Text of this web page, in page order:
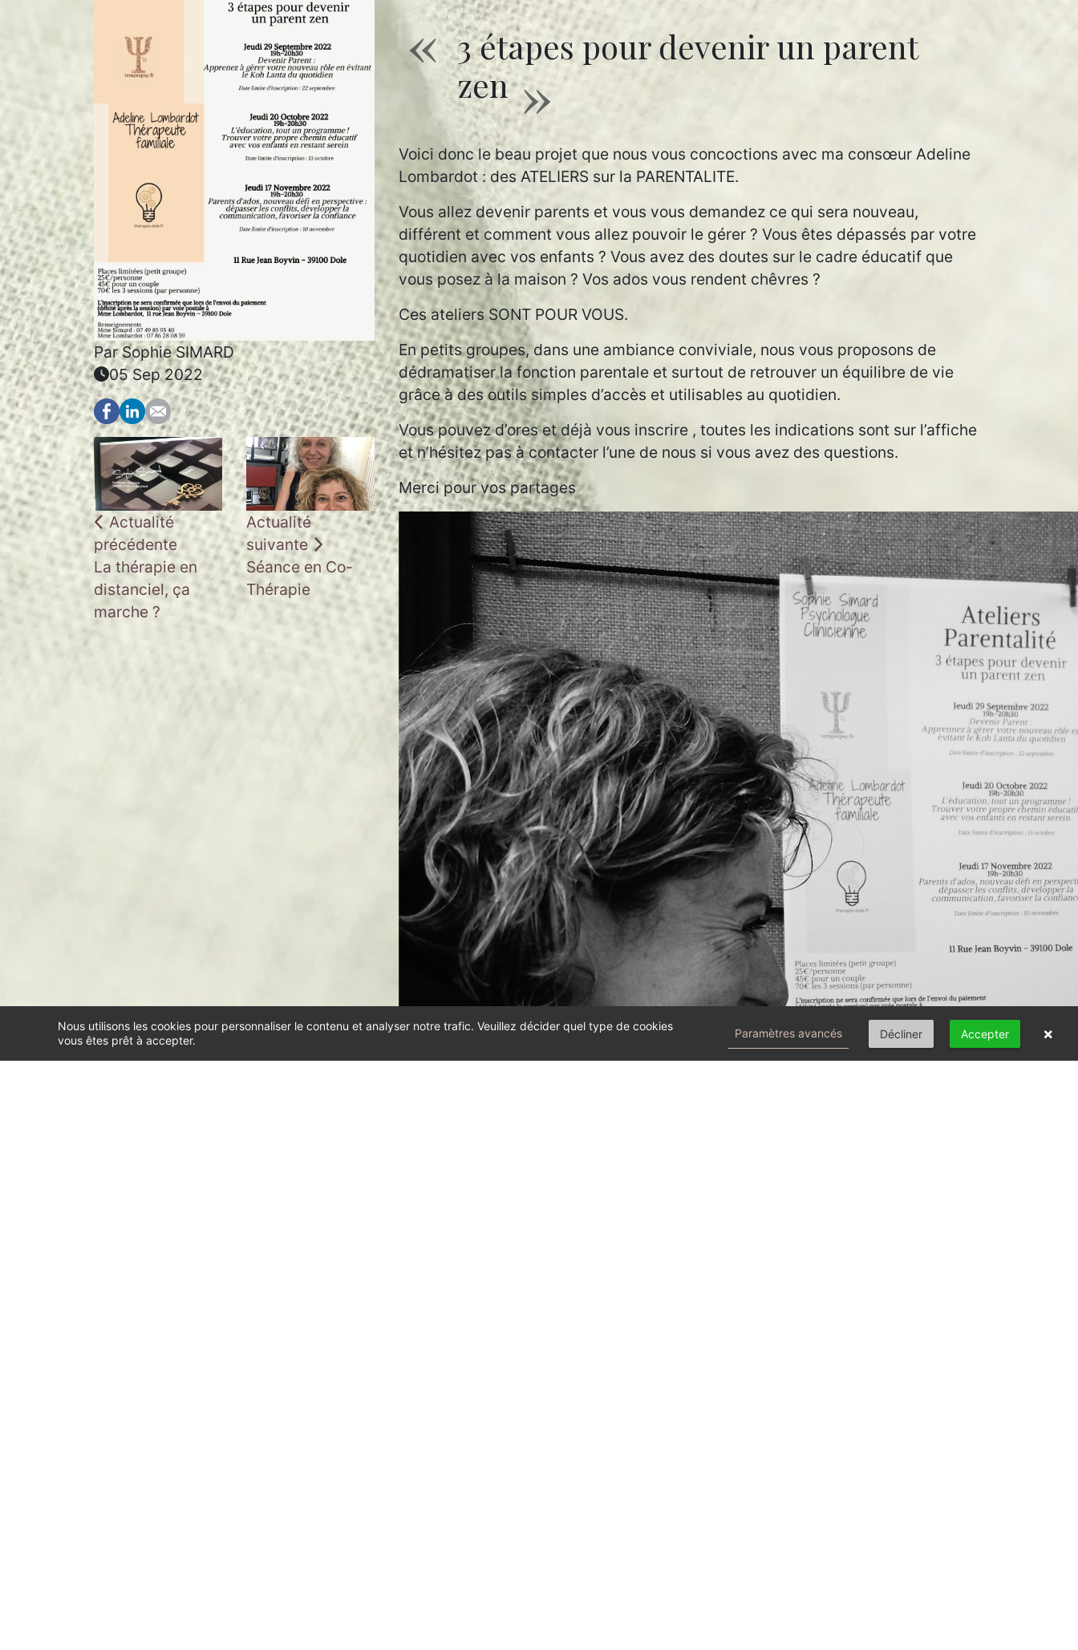
3 étapes pour devenir un parent
zen
Voici donc le beau projet que nous vous concoctions avec ma consœur Adeline
Lombardot : des ATELIERS sur la PARENTALITE.
Vous allez devenir parents et vous vous demandez ce qui sera nouveau,
différent et comment vous allez pouvoir le gérer ? Vous êtes dépassés par votre
quotidien avec vos enfants ? Vous avez des doutes sur le cadre éducatif que
vous posez à la maison ? Vos ados vous rendent chêvres ?
Ces ateliers SONT POUR VOUS.
En petits groupes, dans une ambiance conviviale, nous vous proposons de
dédramatiser la fonction parentale et surtout de retrouver un équilibre de vie
grâce à des outils simples d’accès et utilisables au quotidien.
Vous pouvez d’ores et déjà vous inscrire , toutes les indications sont sur l’affiche
et n’hésitez pas à contacter l’une de nous si vous avez des questions.
Merci pour vos partages
ParSophie SIMARD
05 Sep 2022
Actualité
précédente
La thérapie en
distanciel, ça
marche ?
Actualité
suivante
Séance en Co-
Thérapie
Nous utilisons les cookies pour personnaliser le contenu et analyser notre trafic. Veuillez décider quel type de cookies
vous êtes prêt à accepter.
Paramètres avancés Décliner Accepter ×